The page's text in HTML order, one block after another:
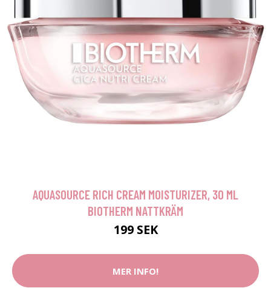
AQUASOURCE RICH CREAM MOISTURIZER, 30 ML
BIOTHERM NATTKRÄM
199 SEK
MER INFO!